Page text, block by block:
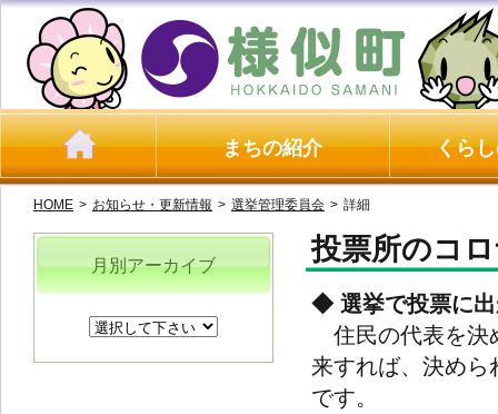
まちの紹介 くら
HOME > お知らせ・更新情報 > 選挙管理委員会 > 詳細
投票所のコ
◆ 選挙で投票に出
住民の代表を決
来すれば、決め
です。
月別アーカイブ